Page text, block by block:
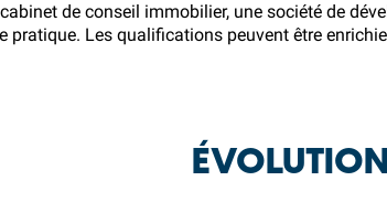
de conseil immobilier, une société de
Les qualifications peuvent être